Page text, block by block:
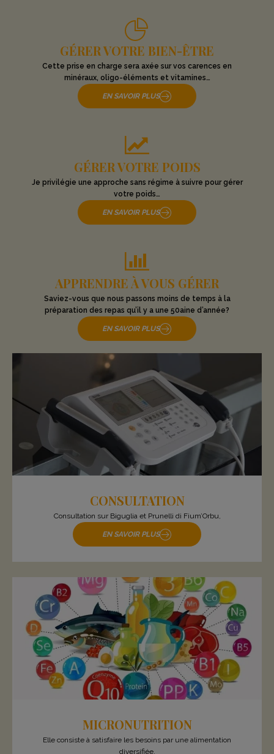
GÉRER VOTRE BIEN-ÊTRE
Cette prise en charge sera axée sur vos carences en
minéraux, oligo-éléments et vitamines…
EN SAVOIR PLUS
GÉRER VOTRE POIDS
Je privilégie une approche sans régime à suivre pour gérer
votre poids…
EN SAVOIR PLUS
APPRENDRE À VOUS GÉRER
Saviez-vous que nous passons moins de temps à la
préparation des repas qu’il y a une 50aine d’année?
EN SAVOIR PLUS
CONSULTATION
Consultation sur Biguglia et Prunelli di Fium’Orbu,
EN SAVOIR PLUS
MICRONUTRITION
Elle consiste à satisfaire les besoins par une alimentation
diversifiée.